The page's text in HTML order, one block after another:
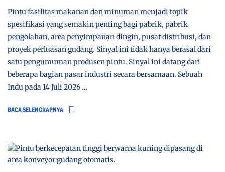
Pintu fasilitas makanan dan minuman menjadi topik
spesifikasi yang semakin penting bagi pabrik, pabrik
pengolahan, area penyimpanan dingin, pusat distribusi, dan
proyek perluasan gudang. Sinyal ini tidak hanya berasal dari
satu pengumuman produsen pintu. Sinyal ini datang dari
beberapa bagian pasar industri secara bersamaan. Sebuah
Indu pada 14 Juli 2026 …
BACA SELENGKAPNYA